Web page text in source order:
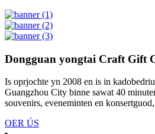
Dongguan yongtai Craft Gift
Is oprjochte yn 2008 en is in
Guangzhou City binne sawat 40
souvenirs, eveneminten en
OER ÚS